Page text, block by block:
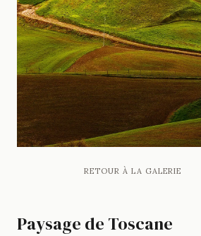
RETOUR À LA GALERIE
Paysage de Toscane